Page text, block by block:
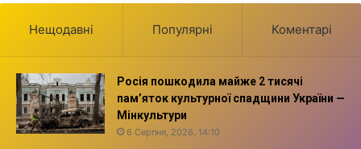
Нещодавні Популярні Коментарі
Росія пошкодила майже 2 тисячі
пам’яток культурної спадщини України —
Мінкультури
6 Серпня, 2026, 14:10